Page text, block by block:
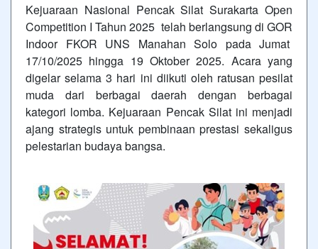
Kejuaraan Nasional Pencak Silat Surakarta Open
Competition I Tahun 2025 telah berlangsung di GOR
Indoor FKOR UNS Manahan Solo pada Jumat
17/10/2025 hingga 19 Oktober 2025. Acara yang
digelar selama 3 hari ini diikuti oleh ratusan pesilat
muda dari berbagai daerah dengan berbagai
kategori lomba. Kejuaraan Pencak Silat ini menjadi
ajang strategis untuk pembinaan prestasi sekaligus
pelestarian budaya bangsa.